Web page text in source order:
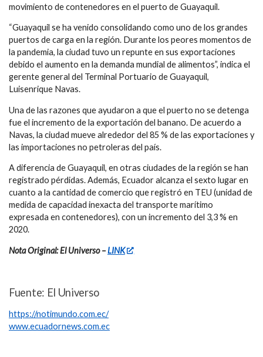
movimiento de contenedores en el puerto de Guayaquil.
“Guayaquil se ha venido consolidando como uno de los grandes
puertos de carga en la región. Durante los peores momentos de
la pandemia, la ciudad tuvo un repunte en sus exportaciones
debido el aumento en la demanda mundial de alimentos”, indica el
gerente general del Terminal Portuario de Guayaquil,
Luisenrique Navas.
Una de las razones que ayudaron a que el puerto no se detenga
fue el incremento de la exportación del banano. De acuerdo a
Navas, la ciudad mueve alrededor del 85 % de las exportaciones y
las importaciones no petroleras del país.
A diferencia de Guayaquil, en otras ciudades de la región se han
registrado pérdidas. Además, Ecuador alcanza el sexto lugar en
cuanto a la cantidad de comercio que registró en TEU (unidad de
medida de capacidad inexacta del transporte marítimo
expresada en contenedores), con un incremento del 3,3 % en
2020.
Nota Original: El Universo –LINK
Fuente: El Universo
https://notimundo.com.ec/
www.ecuadornews.com.ec